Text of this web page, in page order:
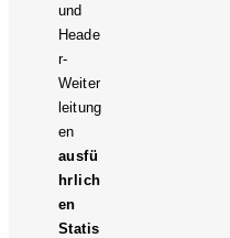
und
Heade
r-
Weiter
leitung
en
ausfü
hrlich
en
Statis